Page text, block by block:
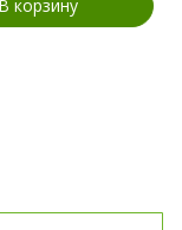
В корзину